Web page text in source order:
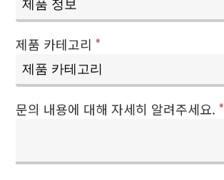
제품 카테고리*
문의 내용에 대해 자세히 알려주세요.*